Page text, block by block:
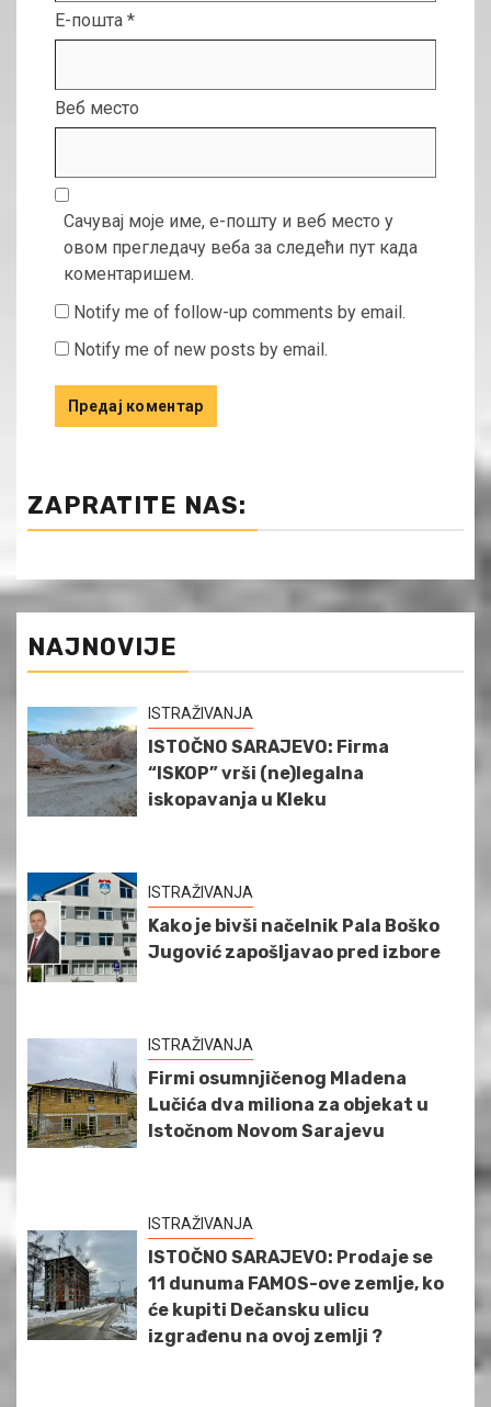
Е-пошта *
Веб место
Сачувај моје име, е-пошту и веб место у
овом прегледачу веба за следећи пут када
коментаришем.
Notify me of follow-up comments by email.
Notify me of new posts by email.
ZAPRATITE NAS:
NAJNOVIJE
ISTRAŽIVANJA
ISTOČNO SARAJEVO: Firma
“ISKOP” vrši (ne)legalna
iskopavanja u Kleku
ISTRAŽIVANJA
Kako je bivši načelnik Pala Boško
Jugović zapošljavao pred izbore
ISTRAŽIVANJA
Firmi osumnjičenog Mladena
Lučića dva miliona za objekat u
Istočnom Novom Sarajevu
ISTRAŽIVANJA
ISTOČNO SARAJEVO: Prodaje se
11 dunuma FAMOS-ove zemlje, ko
će kupiti Dečansku ulicu
izgrađenu na ovoj zemlji ?